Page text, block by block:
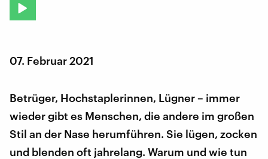
07. Februar 2021
Betrüger, Hochstaplerinnen, Lügner – immer
wieder gibt es Menschen, die andere im großen
Stil an der Nase herumführen. Sie lügen, zocken
und blenden oft jahrelang. Warum und wie tun